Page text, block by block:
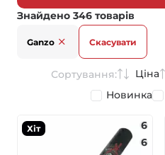
Знайдено 346 товарів
Ganzo Скасувати
Сортування: Ціна
Новинка
Хіт
6
6